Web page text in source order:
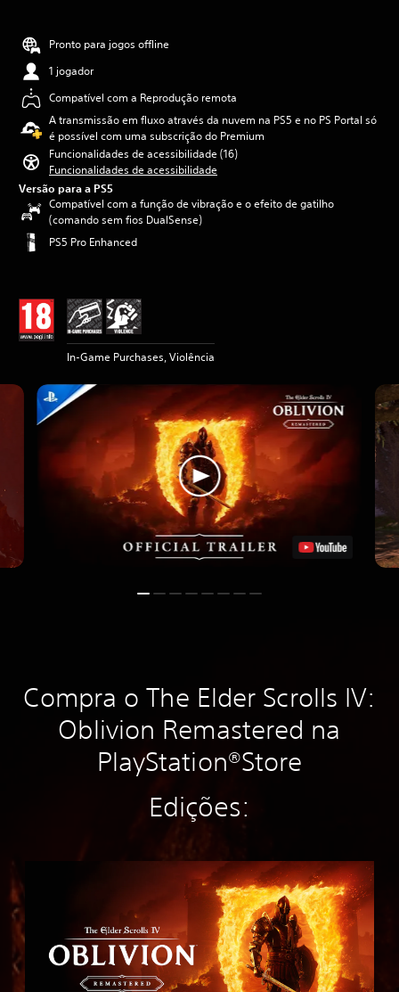
Pronto para jogos offline
1 jogador
Compatível com a Reprodução remota
A transmissão em fluxo através da nuvem na PS5 e no PS Portal só
é possível com uma subscrição do Premium
Funcionalidades de acessibilidade (16)
Funcionalidades de acessibilidade
Versão para a PS5
Compatível com a função de vibração e o efeito de gatilho
(comando sem fios DualSense)
PS5 Pro Enhanced
In-Game Purchases, Violência
Compra o The Elder Scrolls IV:
Oblivion Remastered na
PlayStation®Store
Edições: